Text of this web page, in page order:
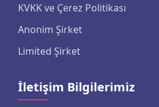
KVKK ve Çerez Politikası
Anonim Şirket
Limited Şirket
İletişim Bilgilerimiz